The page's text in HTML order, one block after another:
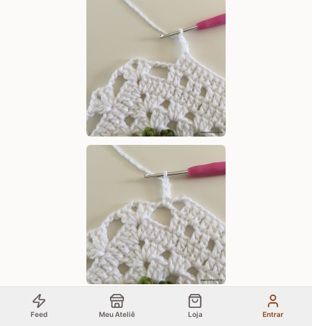
Feed Meu Ateliê Loja Entrar